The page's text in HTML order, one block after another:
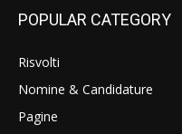
POPULAR CATEGORY
Risvolti
Nomine & Candidature
Pagine